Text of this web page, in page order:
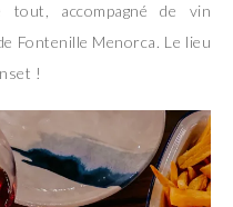
tout, accompagné de vin
Fontenille Menorca. Le lieu
!